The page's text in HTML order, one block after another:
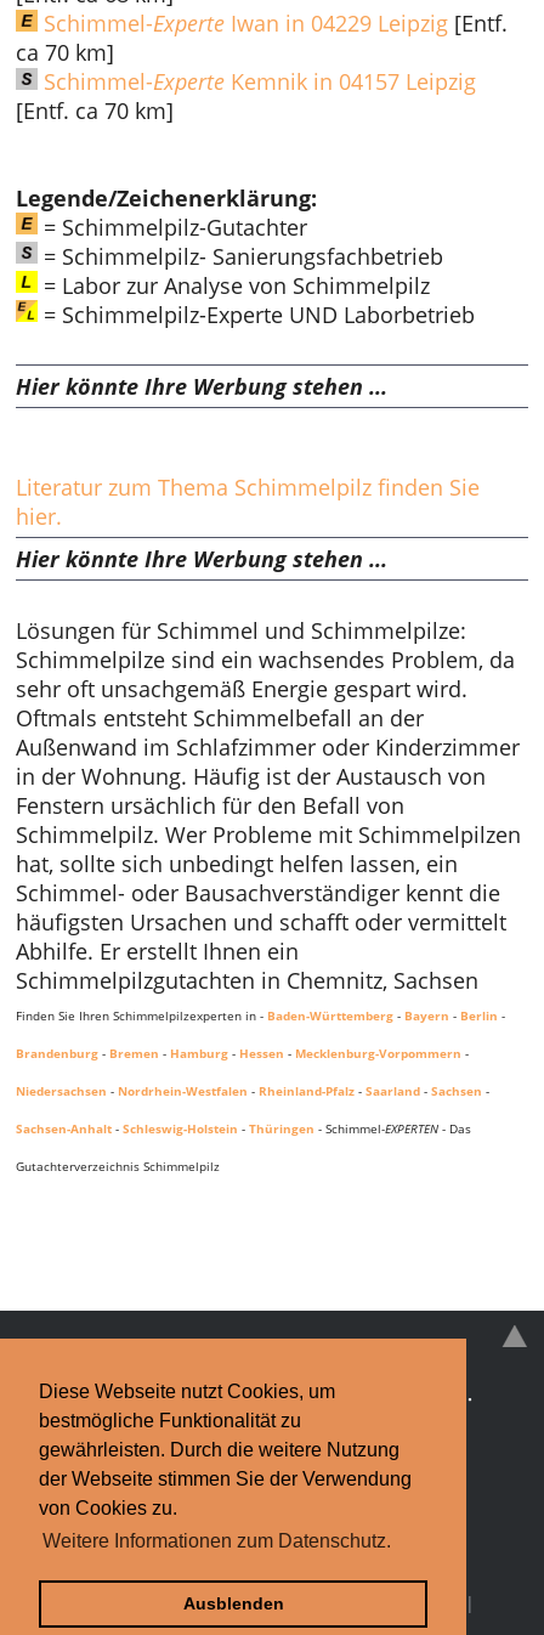
Diese Webseite nutzt Cookies, um
bestmögliche Funktionalität zu
gewährleisten. Durch die weitere Nutzung
der Webseite stimmen Sie der Verwendung
von Cookies zu.
Weitere Informationen zum Datenschutz.
Ausblenden
Schimmel-Experte Iwan in 04229 Leipzig [Entf.
ca 70 km]
Schimmel-Experte Kemnik in 04157 Leipzig
[Entf. ca 70 km]
Legende/Zeichenerklärung:
= Schimmelpilz-Gutachter
= Schimmelpilz- Sanierungsfachbetrieb
= Labor zur Analyse von Schimmelpilz
= Schimmelpilz-Experte UND Laborbetrieb
Hier könnte Ihre Werbung stehen ...
Literatur zum Thema Schimmelpilz finden Sie
hier.
Hier könnte Ihre Werbung stehen ...
Lösungen für Schimmel und Schimmelpilze:
Schimmelpilze sind ein wachsendes Problem, da
sehr oft unsachgemäß Energie gespart wird.
Oftmals entsteht Schimmelbefall an der
Außenwand im Schlafzimmer oder Kinderzimmer
in der Wohnung. Häufig ist der Austausch von
Fenstern ursächlich für den Befall von
Schimmelpilz. Wer Probleme mit Schimmelpilzen
hat, sollte sich unbedingt helfen lassen, ein
Schimmel- oder Bausachverständiger kennt die
häufigsten Ursachen und schafft oder vermittelt
Abhilfe. Er erstellt Ihnen ein
Schimmelpilzgutachten in Chemnitz, Sachsen
Finden Sie Ihren Schimmelpilzexperten in - Baden-Württemberg - Bayern - Berlin -
Brandenburg - Bremen - Hamburg - Hessen - Mecklenburg-Vorpommern -
Niedersachsen - Nordrhein-Westfalen - Rheinland-Pfalz -Saarland -Sachsen -
Sachsen-Anhalt -Schleswig-Holstein -Thüringen - Schimmel-EXPERTEN - Das
Gutachterverzeichnis Schimmelpilz
Schimmelpilz· Schimmelpilz-EXPERTEN
·
Infos & Tipps·
Impressum· Datenschutzerklärung
Finden Sie bundesweit Hilfe bei
Schimmelpilz.
Schimmel-Experten.de © 2013-2026
Bildquelle: Torsten Rempt / pixelio.de |
|
Schimmel-EXPERTEN.de weiterempfehlen